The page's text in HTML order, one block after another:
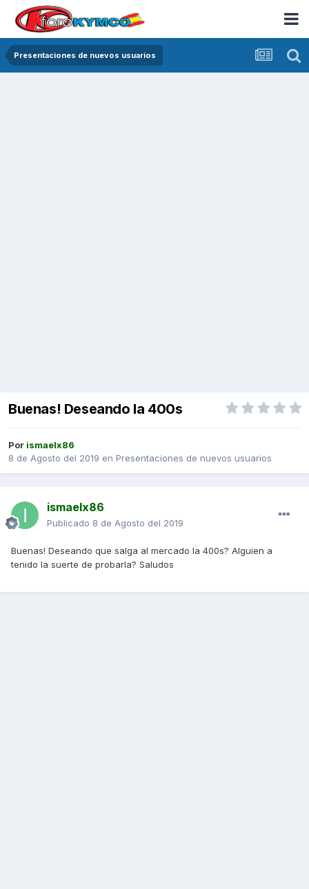
Presentaciones de nuevos usuarios
Buenas! Deseando la 400s
Por ismaelx86
8 de Agosto del 2019 en Presentaciones de nuevos usuarios
ismaelx86
Publicado 8 de Agosto del 2019
Buenas! Deseando que salga al mercado la 400s? Alguien a
tenido la suerte de probarla? Saludos